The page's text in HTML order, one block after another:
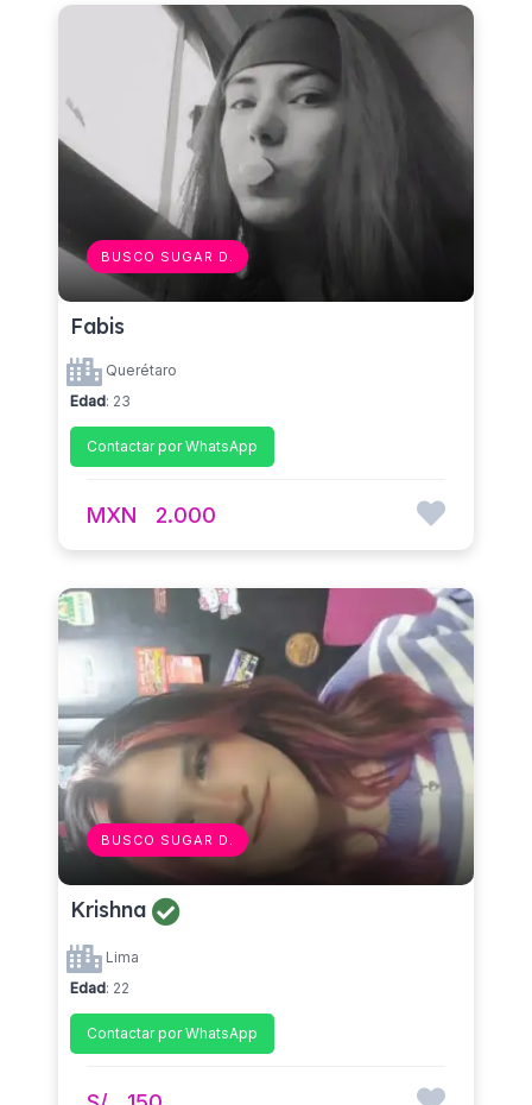
BUSCO SUGAR D.
Fabis
Querétaro
Edad: 23
Contactar por WhatsApp
MXN 2.000
BUSCO SUGAR D.
Krishna
Lima
Edad: 22
Contactar por WhatsApp